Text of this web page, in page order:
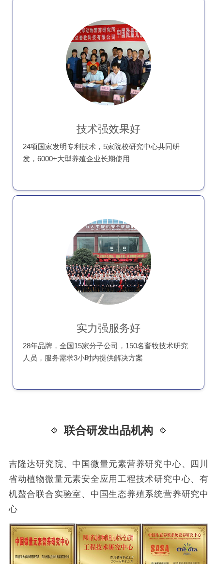
技术强效果好
24项国家发明专利技术，5家院校研究中心共同研
发，6000+大型养殖企业长期使用
实力强服务好
28年品牌，全国15家分子公司，150名畜牧技术研究
人员，服务需求3小时内提供解决方案
联合研发出品机构
吉隆达研究院、中国微量元素营养研究中心、四川
省动植物微量元素安全应用工程技术研究中心、有
机螯合联合实验室、中国生态养殖系统营养研究中
心